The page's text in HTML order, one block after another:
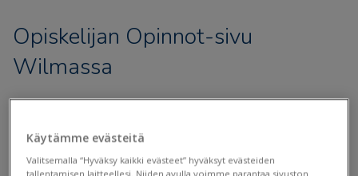
Opiskelijan Opinnot-sivu
Wilmassa
Käytämme evästeitä
Valitsemalla “Hyväksy kaikki evästeet” hyväksyt evästeiden
tallentamisen laitteellesi. Niiden avulla voimme parantaa sivuston